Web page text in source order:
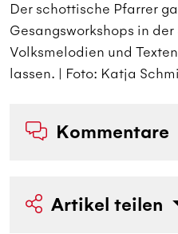
Der schottische Pfarrer
Gesangsworkshops in
Volksmelodien und
lassen. | Foto: Katja
Kommentare
Artikel teilen